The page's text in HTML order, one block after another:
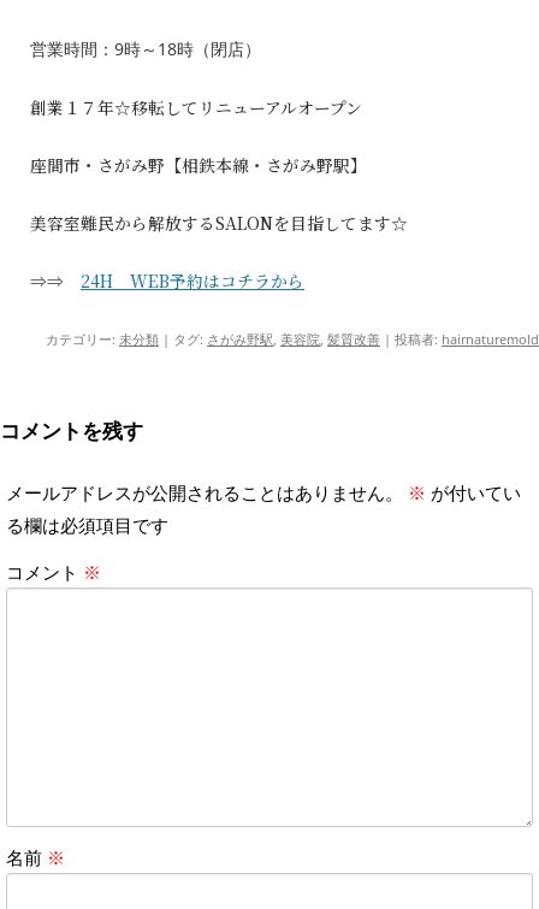
営業時間：9時～18時（閉店）
創業１７年☆移転してリニューアルオープン
座間市・さがみ野【相鉄本線・さがみ野駅】
美容室難民から解放するSALONを目指してます☆
⇒⇒ 24H WEB予約はコチラから
カテゴリー: 未分類 | タグ: さがみ野駅 美容院 髪質改善 | 投稿者: hairnaturemold
コメントを残す
メールアドレスが公開されることはありません。 ※ が付いてい
る欄は必須項目です
コメント ※
名前 ※